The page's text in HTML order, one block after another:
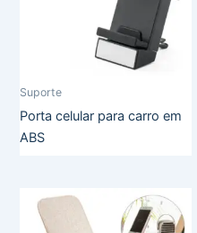
Suporte
Porta celular para carro em
ABS